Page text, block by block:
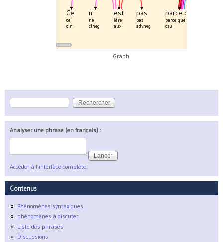
Ce
ce
cln
n'
ne
clneg
est
être
aux
pas
pas
advneg
parce qu'
parce que
csu
Graph
Formulaire de recherche
Rechercher
Analyser une phrase (en français) :
Accéder à l'interface complète.
Contenus
Phénomènes syntaxiques
phénomènes à discuter
Liste des phrases
Discussions